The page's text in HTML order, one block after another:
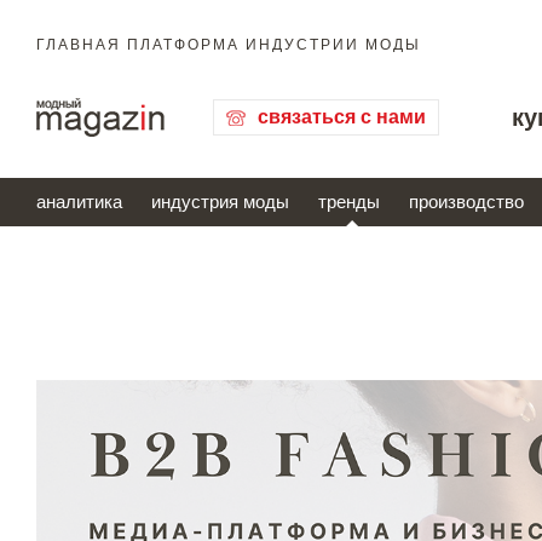
ГЛАВНАЯ ПЛАТФОРМА ИНДУСТРИИ МОДЫ
связаться с нами
аналитика индустрия моды тренды производство